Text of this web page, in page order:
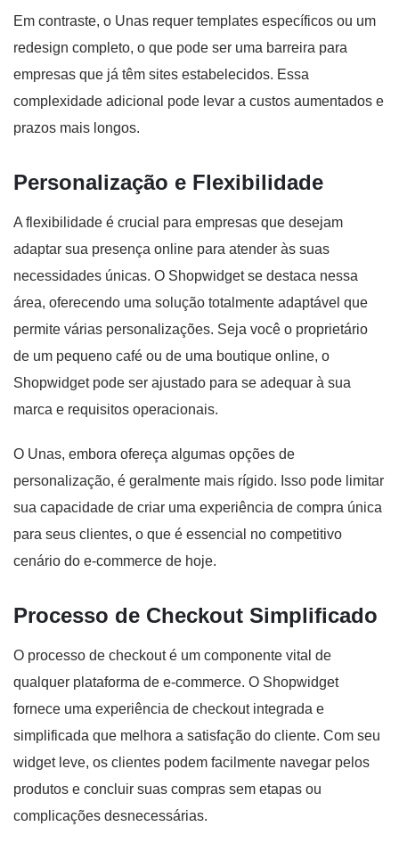
Em contraste, o Unas requer templates específicos ou um
redesign completo, o que pode ser uma barreira para
empresas que já têm sites estabelecidos. Essa
complexidade adicional pode levar a custos aumentados e
prazos mais longos.
Personalização e Flexibilidade
A flexibilidade é crucial para empresas que desejam
adaptar sua presença online para atender às suas
necessidades únicas. O Shopwidget se destaca nessa
área, oferecendo uma solução totalmente adaptável que
permite várias personalizações. Seja você o proprietário
de um pequeno café ou de uma boutique online, o
Shopwidget pode ser ajustado para se adequar à sua
marca e requisitos operacionais.
O Unas, embora ofereça algumas opções de
personalização, é geralmente mais rígido. Isso pode limitar
sua capacidade de criar uma experiência de compra única
para seus clientes, o que é essencial no competitivo
cenário do e-commerce de hoje.
Processo de Checkout Simplificado
O processo de checkout é um componente vital de
qualquer plataforma de e-commerce. O Shopwidget
fornece uma experiência de checkout integrada e
simplificada que melhora a satisfação do cliente. Com seu
widget leve, os clientes podem facilmente navegar pelos
produtos e concluir suas compras sem etapas ou
complicações desnecessárias.